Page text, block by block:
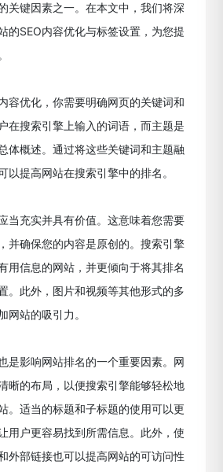
关键因素之一。在本文中，我们将深
的SEO内容优化与标签设置，为您提
容优化，你需要明确网页的关键词和
在搜索引擎上输入的词语，而主题是
体概述。通过将这些关键词和主题融
以提高网站在搜索引擎中的排名。
当充实并具有价值。这意味着您需要
并确保您的内容是原创的。搜索引擎
用信息的网站，并更倾向于将其排名
。此外，图片和视频等其他形式的多
网站的吸引力。
是影响网站排名的一个重要因素。网
晰的布局，以便搜索引擎能够轻松地
。适当的标题和子标题的使用可以更
用户更容易找到所需信息。此外，使
外部链接也可以提高网站的可访问性